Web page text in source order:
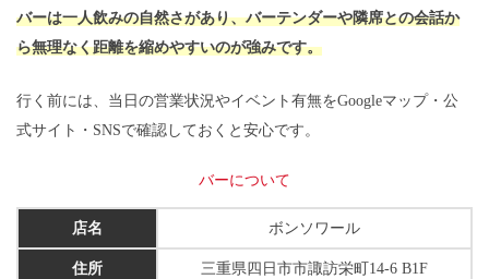
バーは一人飲みの自然さがあり、バーテンダーや隣席との会話か
ら無理なく距離を縮めやすいのが強みです。
行く前には、当日の営業状況やイベント有無をGoogleマップ・公
式サイト・SNSで確認しておくと安心です。
バーについて
店名 ボンソワール
住所 三重県四日市市諏訪栄町14-6 B1F